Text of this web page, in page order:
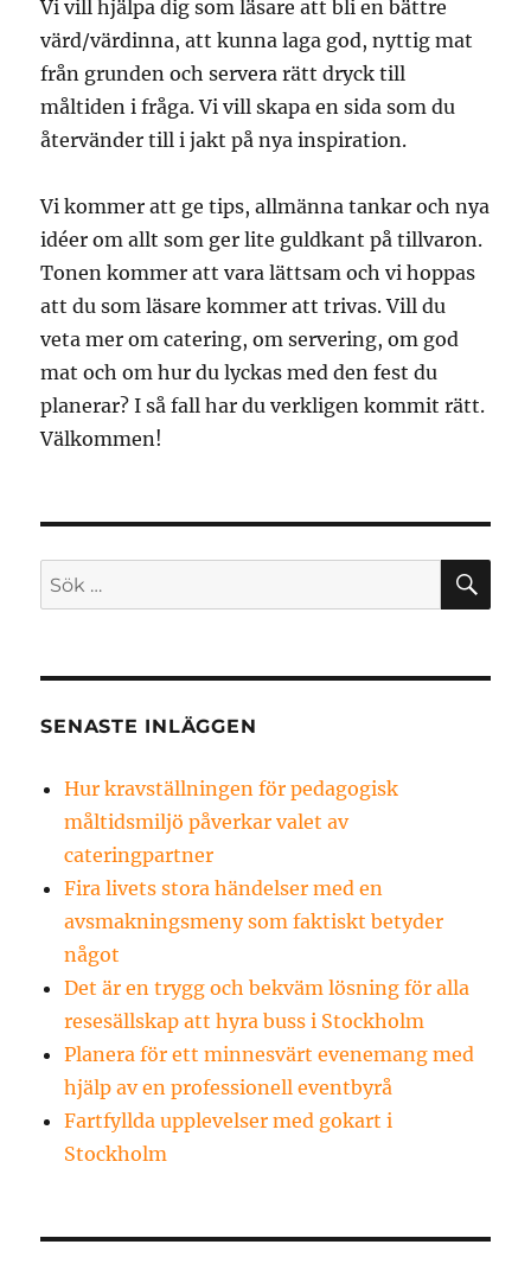
Vi vill hjälpa dig som läsare att bli en bättre
värd/värdinna, att kunna laga god, nyttig mat
från grunden och servera rätt dryck till
måltiden i fråga. Vi vill skapa en sida som du
återvänder till i jakt på nya inspiration.
Vi kommer att ge tips, allmänna tankar och nya
idéer om allt som ger lite guldkant på tillvaron.
Tonen kommer att vara lättsam och vi hoppas
att du som läsare kommer att trivas. Vill du
veta mer om catering, om servering, om god
mat och om hur du lyckas med den fest du
planerar? I så fall har du verkligen kommit rätt.
Välkommen!
Sök
efter:
SENASTE INLÄGGEN
Hur kravställningen för pedagogisk
måltidsmiljö påverkar valet av
cateringpartner
Fira livets stora händelser med en
avsmakningsmeny som faktiskt betyder
något
Det är en trygg och bekväm lösning för alla
resesällskap att hyra buss i Stockholm
Planera för ett minnesvärt evenemang med
hjälp av en professionell eventbyrå
Fartfyllda upplevelser med gokart i
Stockholm